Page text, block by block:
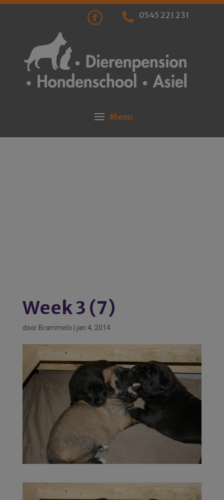
0545 221 231
Week 3 (7)
door Brammelo jan 4, 2014